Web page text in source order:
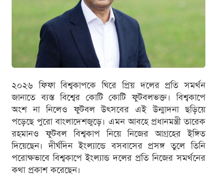
২০২৬ ফিফা বিশ্বকাপকে ঘিরে প্রিয় দলের প্রতি সমর্থন
জানাতে ব্যস্ত বিশ্বের কোটি কোটি ফুটবলভক্ত। বিশ্বকাপে
অংশ না নিলেও ফুটবল উৎসবের এই উন্মাদনা ছড়িয়ে
পড়েছে পুরো বাংলাদেশজুড়ে। এমন আবহে প্রধানমন্ত্রী তারেক
রহমানও ফুটবল বিশ্বকাপ নিয়ে নিজের আগ্রহের ইঙ্গিত
দিয়েছেন। দীর্ঘদিন ইংল্যান্ডে বসবাসের প্রসঙ্গ তুলে তিনি
পরোক্ষভাবে বিশ্বকাপে ইংল্যান্ড দলের প্রতি নিজের সমর্থনের
কথা প্রকাশ করেছেন।